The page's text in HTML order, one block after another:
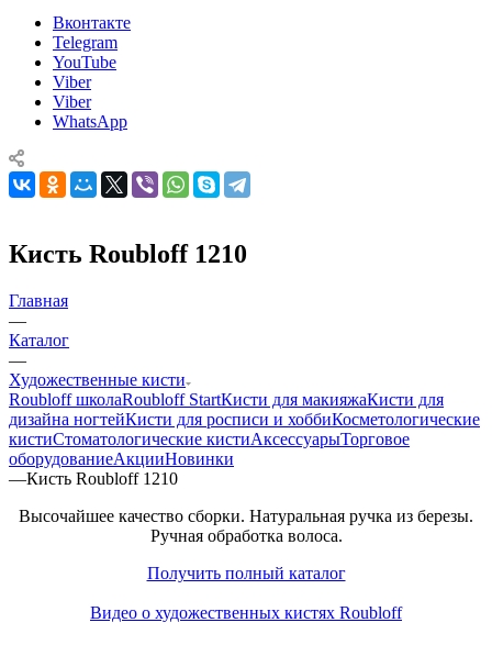
Вконтакте
Telegram
YouTube
Viber
Viber
WhatsApp
Кисть Roubloff 1210
Главная
—
Каталог
—
Художественные кисти
Roubloff школаRoubloff StartКисти для макияжаКисти для
дизайна ногтейКисти для росписи и хоббиКосметологические
кистиСтоматологические кистиАксессуарыТорговое
оборудованиеАкцииНовинки
—Кисть Roubloff 1210
Высочайшее качество сборки. Натуральная ручка из березы.
Ручная обработка волоса.
Получить полный каталог
Видео о художественных кистях Roubloff